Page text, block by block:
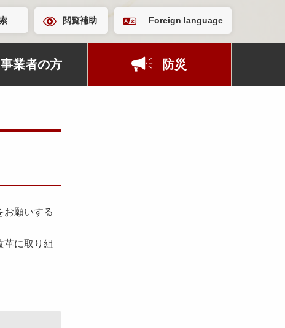
閲覧補助 Foreign language
事業者の方 防災
お願いする
に取り組